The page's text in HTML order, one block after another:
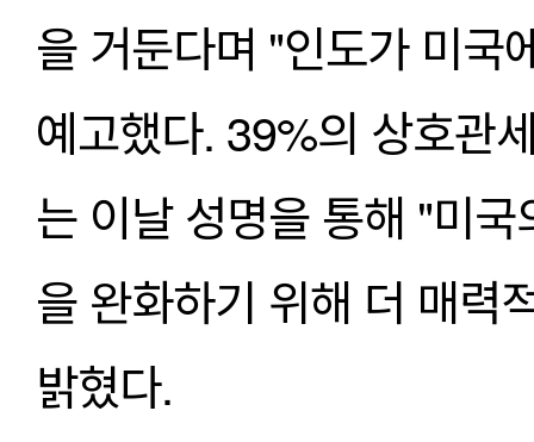
을 거둔다며 "인도가 미국
예고했다. 39%의 상호관
는 이날 성명을 통해 "미
을 완화하기 위해 더 매력
밝혔다.